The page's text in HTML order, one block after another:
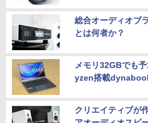
総合オーディオブ
とは何者か？
メモリ32GBでも
yzen搭載
クリエイティブが